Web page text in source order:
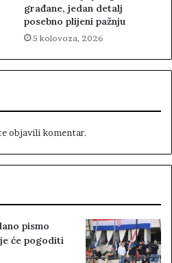
građane, jedan detalj
posebno plijeni pažnju
5 kolovoza, 2026
objavili komentar.
pismo
će pogoditi